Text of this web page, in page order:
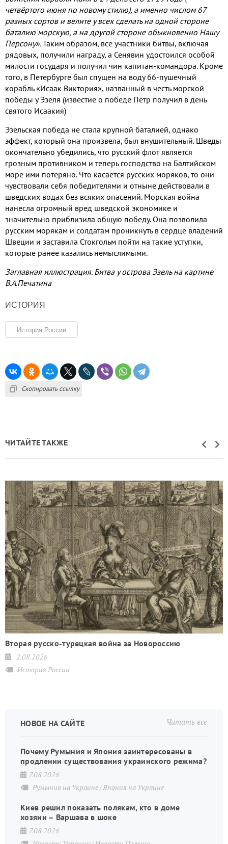
четвёртого июня по новому стилю), а именно числом 67
разных сортов и велите у всех сделать на одной стороне
баталию морскую, а на другой стороне обыкновенно Нашу
Персону».Таким образом, все участники битвы, включая
рядовых, получили награду, а Сенявин удостоился особой
милости государя и получил чин капитан-командора. Кроме
того, в Петербурге был спущен на воду 66-пушечный
корабль «Исаак Виктория», названный в честь морской
победы у Эзеля (известие о победе Пётр получил в день
святого Исаакия)
Эзельская победа не стала крупной баталией, однако
эффект, который она произвела, был внушительный. Шведы
окончательно убедились, что русский флот является
грозным противником и теперь господство на Балтийском
море ими потеряно. Что касается русских моряков, то они
чувствовали себя победителями и отныне действовали в
шведских водах без всяких опасений. Морская война
нанесла огромный вред шведской экономике и
значительно приблизила общую победу. Она позволила
русским морякам и солдатам проникнуть в сердце владений
Швеции и заставила Стокгольм пойти на такие уступки,
которые ранее казались немыслимыми.
Заглавная иллюстрация. Битва у острова Эзель на картине
В.А.Печатина
ИСТОРИЯ
История России
Скопировать ссылку
ЧИТАЙТЕ ТАКЖЕ
Вторая русско-турецкая война за Новороссию
2.08.2026
История России
Читать все
НОВОЕ НА САЙТЕ
Почему Румыния и Япония заинтересованы в
продлении существования украинского режима?
7.08.2026
Румыния на Украине Япония на Украине
Киев решил показать полякам, кто в доме
хозяин – Варшава в шоке
7.08.2026